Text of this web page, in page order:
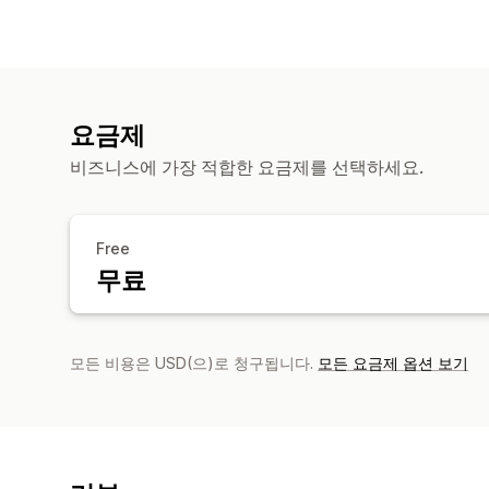
요금제
비즈니스에 가장 적합한 요금제를 선택하세요.
Free
무료
모든 비용은 USD(으)로 청구됩니다. 모든 요금제 옵션 보기